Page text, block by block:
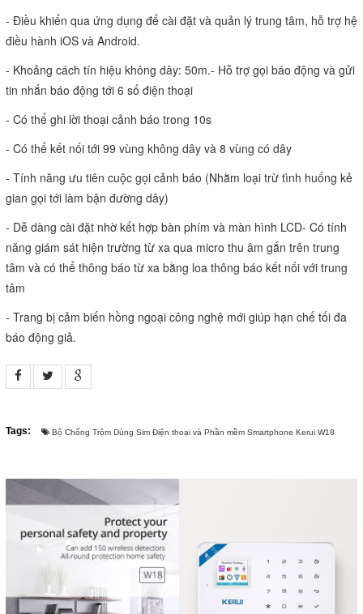
- Điều khiển qua ứng dụng để cài đặt và quản lý trung tâm, hỗ trợ hệ
điều hành iOS và Android.
- Khoảng cách tín hiệu không dây: 50m.- Hỗ trợ gọi báo động và gửi
tin nhắn báo động tới 6 số điện thoại
- Có thể ghi lời thoại cảnh báo trong 10s
- Có thể kết nối tới 99 vùng không dây và 8 vùng có dây
- Tính năng ưu tiên cuộc gọi cảnh báo (Nhằm loại trừ tình huống kẻ
gian gọi tới làm bận đường dây)
- Dễ dàng cài đặt nhờ kết hợp bàn phím và màn hình LCD- Có tính
năng giám sát hiện trường từ xa qua micro thu âm gắn trên trung
tâm và có thể thông báo từ xa bằng loa thông báo kết nối với trung
tâm
- Trang bị cảm biến hồng ngoại công nghệ mới giúp hạn chế tối đa
báo động giả.
Tags: Bộ Chống Trộm Dùng Sim Điện thoại và Phần mềm Smartphone Kerui W18